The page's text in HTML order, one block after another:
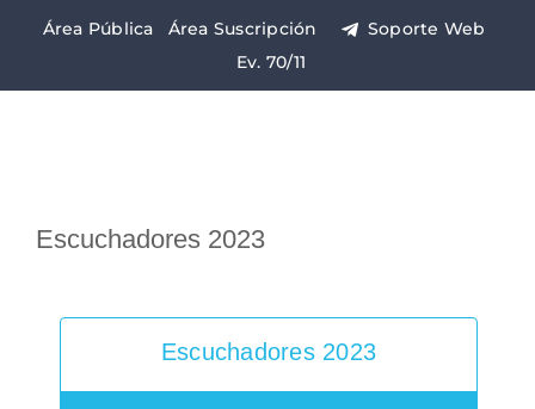
Área Pública Área Suscripción
Soporte Web
Ev. 70/11
Escuchadores 2023
Escuchadores 2023